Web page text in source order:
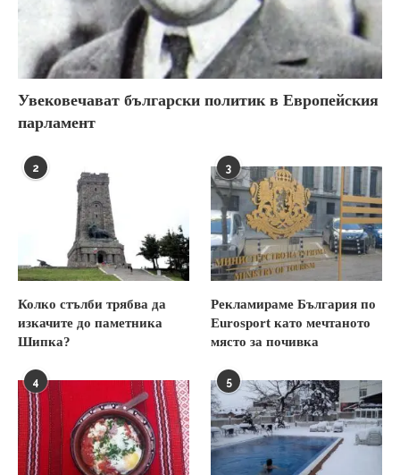
Увековечават български политик в Европейския
парламент
2
Колко стълби трябва да
изкачите до паметника
Шипка?
3
Рекламираме България по
Eurosport като мечтаното
място за почивка
4 5